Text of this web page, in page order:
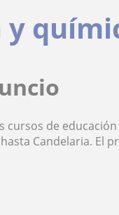
y
de
Candelaria. El